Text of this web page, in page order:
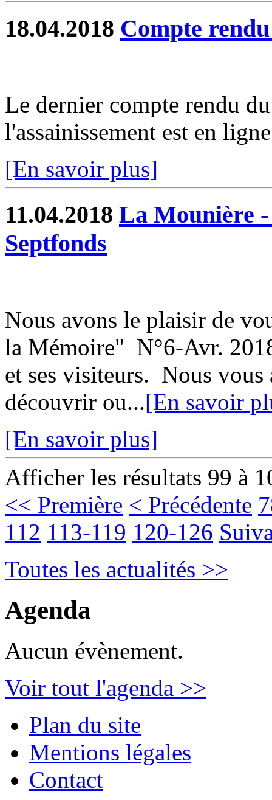
18.04.2018 Compte
Le dernier compte rendu
l'assainissement est en
[En savoir plus]
11.04.2018 La Mounière
Septfonds
Nous avons le plaisir de
la Mémoire" N°6-Avr.
et ses visiteurs. Nous
découvrir ou...[En savoir
[En savoir plus]
Afficher les résultats 99 à
<< Première < Précédente
112 113-119 120-126
Toutes les actualités >>
Agenda
Aucun évènement.
Voir tout l'agenda >>
Plan du site
Mentions légales
Contact